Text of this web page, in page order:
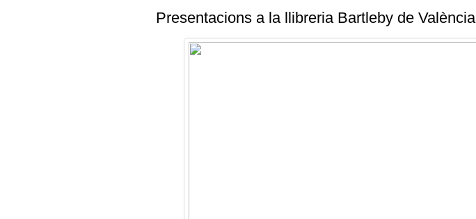
Presentacions a la llibreria Bartleby de València